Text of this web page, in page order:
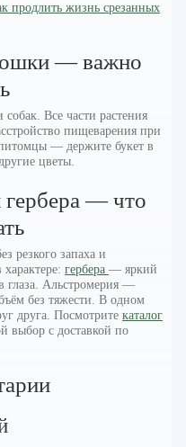
продлить жизнь срезанных
— важно
Все части растения
пищеварения при
— держите букет в
цветы.
гербера — что
резкого запаха и
гербера — яркий
глаза. Альстромерия —
без тяжести. В одном
друга. Посмотрите каталог
выбор с доставкой по